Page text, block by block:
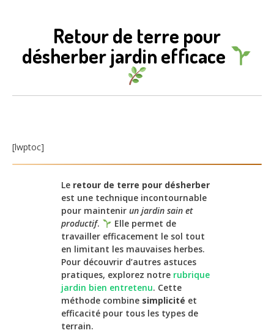
Retour de terre pour
désherber jardin efficace
[lwptoc]
Le retour de terre pour désherber
est une technique incontournable
pour maintenir un jardin sain et
productif.
Elle permet de
travailler efficacement le sol tout
en limitant les mauvaises herbes.
Pour découvrir d’autres astuces
pratiques, explorez notre rubrique
jardin bien entretenu. Cette
méthode combine simplicité et
efficacité pour tous les types de
terrain.